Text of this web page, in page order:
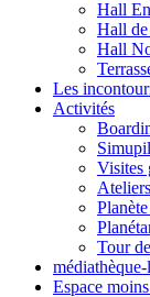
Hall
Hall de
Hall
Les
Activités
Visites
Tour
Espace